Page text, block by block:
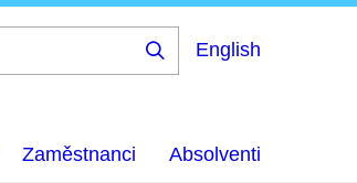
English
Zaměstnanci Absolventi